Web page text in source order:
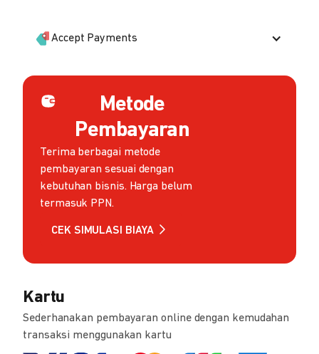
Accept Payments
Metode
Pembayaran
Terima berbagai metode
pembayaran sesuai dengan
kebutuhan bisnis. Harga belum
termasuk PPN.
CEK SIMULASI BIAYA
Kartu
Sederhanakan pembayaran online dengan kemudahan
transaksi menggunakan kartu